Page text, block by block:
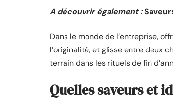
A découvrir également :
Dans le monde de l’entreprise,
l’originalité, et glisse entre deux
terrain dans les rituels de fin
Quelles saveurs et